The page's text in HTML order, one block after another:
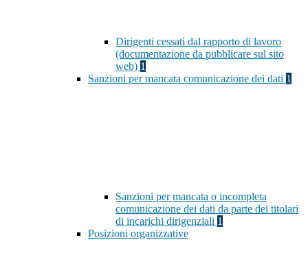
Dirigenti cessati dal rapporto di lavoro
(documentazione da pubblicare sul sito
web) 1
Sanzioni per mancata comunicazione dei dati 1
Sanzioni per mancata o incompleta
comunicazione dei dati da parte dei titolari
di incarichi dirigenziali 1
Posizioni organizzative